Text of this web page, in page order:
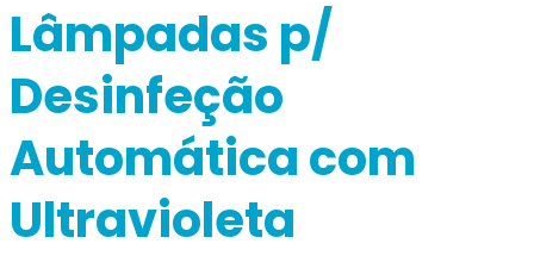
Lâmpadas p/
Desinfeção
Automática com
Ultravioleta